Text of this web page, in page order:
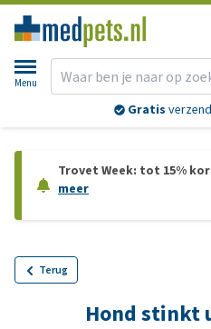
Menu
Gratis
Trovet Week: tot 15%
meer
Terug
Hond stinkt